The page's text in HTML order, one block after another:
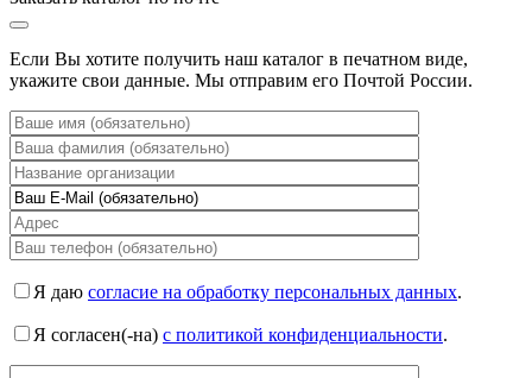
Если Вы хотите получить наш каталог в печатном виде,
укажите свои данные. Мы отправим его Почтой России.
Я даю согласие на обработку персональных данных.
Я согласен(-на) с политикой конфиденциальности.